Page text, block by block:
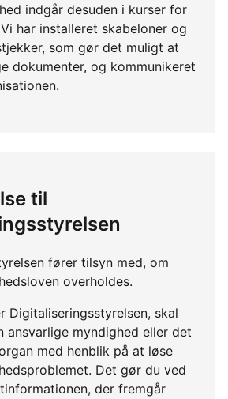
indgår desuden i kurser for
har installeret skabeloner og
som gør det muligt at
dokumenter, og kommunikeret
til
fører tilsyn med, om
overholdes.
Digitaliseringsstyrelsen, skal
ansvarlige myndighed eller det
med henblik på at løse
Det gør du ved
der fremgår